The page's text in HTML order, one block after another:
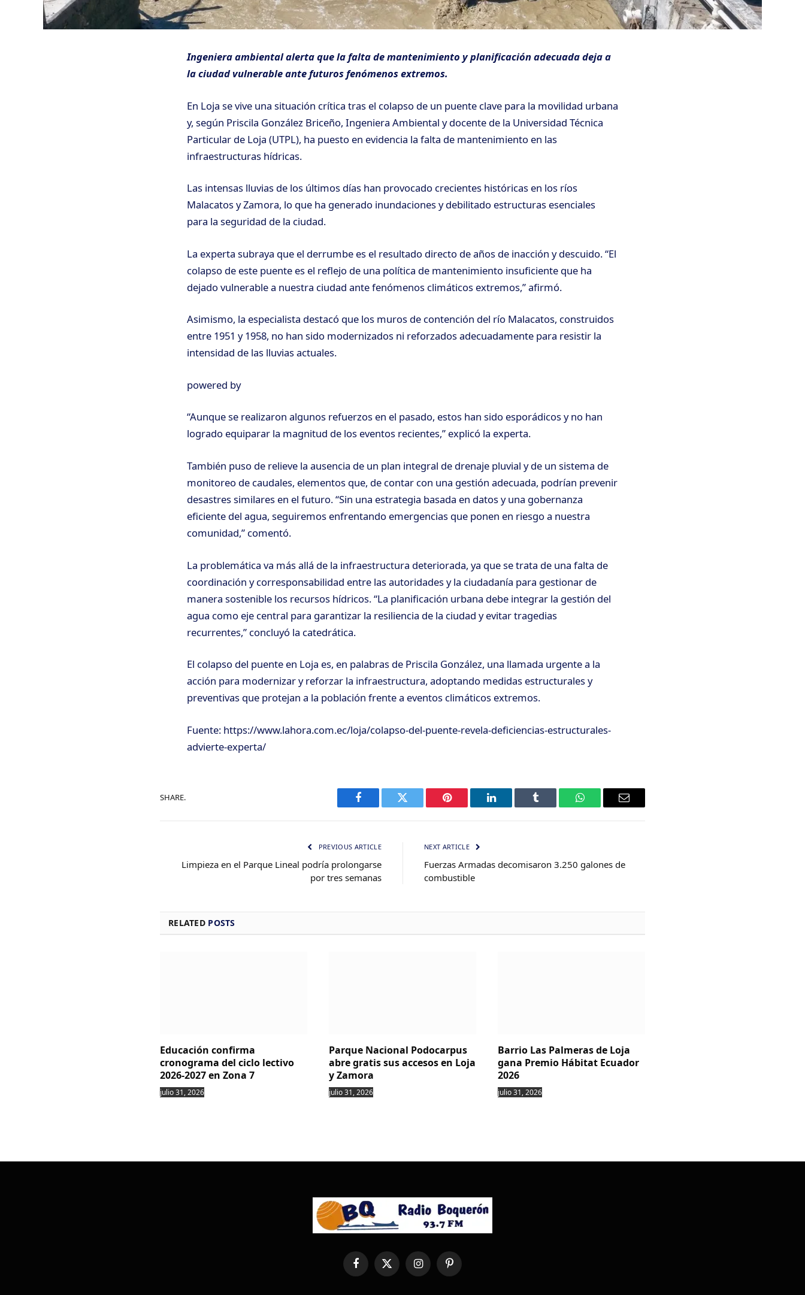
Ingeniera ambiental alerta que la falta de mantenimiento y planificación adecuada deja a
la ciudad vulnerable ante futuros fenómenos extremos.
En Loja se vive una situación crítica tras el colapso de un puente clave para la movilidad urbana
y, según Priscila González Briceño, Ingeniera Ambiental y docente de la Universidad Técnica
Particular de Loja (UTPL), ha puesto en evidencia la falta de mantenimiento en las
infraestructuras hídricas.
Las intensas lluvias de los últimos días han provocado crecientes históricas en los ríos
Malacatos y Zamora, lo que ha generado inundaciones y debilitado estructuras esenciales
para la seguridad de la ciudad.
La experta subraya que el derrumbe es el resultado directo de años de inacción y descuido. “El
colapso de este puente es el reflejo de una política de mantenimiento insuficiente que ha
dejado vulnerable a nuestra ciudad ante fenómenos climáticos extremos,” afirmó.
Asimismo, la especialista destacó que los muros de contención del río Malacatos, construidos
entre 1951 y 1958, no han sido modernizados ni reforzados adecuadamente para resistir la
intensidad de las lluvias actuales.
powered by
“Aunque se realizaron algunos refuerzos en el pasado, estos han sido esporádicos y no han
logrado equiparar la magnitud de los eventos recientes,” explicó la experta.
También puso de relieve la ausencia de un plan integral de drenaje pluvial y de un sistema de
monitoreo de caudales, elementos que, de contar con una gestión adecuada, podrían prevenir
desastres similares en el futuro. “Sin una estrategia basada en datos y una gobernanza
eficiente del agua, seguiremos enfrentando emergencias que ponen en riesgo a nuestra
comunidad,” comentó.
La problemática va más allá de la infraestructura deteriorada, ya que se trata de una falta de
coordinación y corresponsabilidad entre las autoridades y la ciudadanía para gestionar de
manera sostenible los recursos hídricos. “La planificación urbana debe integrar la gestión del
agua como eje central para garantizar la resiliencia de la ciudad y evitar tragedias
recurrentes,” concluyó la catedrática.
El colapso del puente en Loja es, en palabras de Priscila González, una llamada urgente a la
acción para modernizar y reforzar la infraestructura, adoptando medidas estructurales y
preventivas que protejan a la población frente a eventos climáticos extremos.
Fuente: https://www.lahora.com.ec/loja/colapso-del-puente-revela-deficiencias-estructurales-
advierte-experta/
SHARE.
Facebook Twitter Pinterest LinkedIn Tumblr WhatsAppEmail
PREVIOUS ARTICLE
Limpieza en el Parque Lineal podría prolongarse
por tres semanas
NEXT ARTICLE
Fuerzas Armadas decomisaron 3.250 galones de
combustible
RELATED POSTS
Educación confirma
cronograma del ciclo lectivo
2026-2027 en Zona 7
julio 31, 2026
Parque Nacional Podocarpus
abre gratis sus accesos en Loja
y Zamora
julio 31, 2026
Barrio Las Palmeras de Loja
gana Premio Hábitat Ecuador
2026
julio 31, 2026
FacebookX
(Twitter)
InstagramPinterest